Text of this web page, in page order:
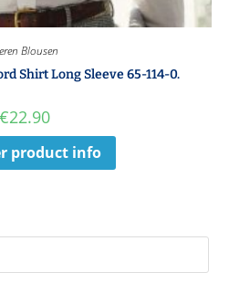
Blousen
Shirt Long Sleeve 65-114-0.
€22.90
product info